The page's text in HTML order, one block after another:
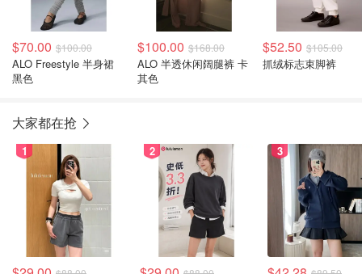
$70.00 $100.00
ALO Freestyle 半身裙
黑色
$100.00 $168.00
ALO 半透休闲阔腿裤 卡
其色
$52.50 $105.00
抓绒标志束脚裤
大家都在抢
1 2 3